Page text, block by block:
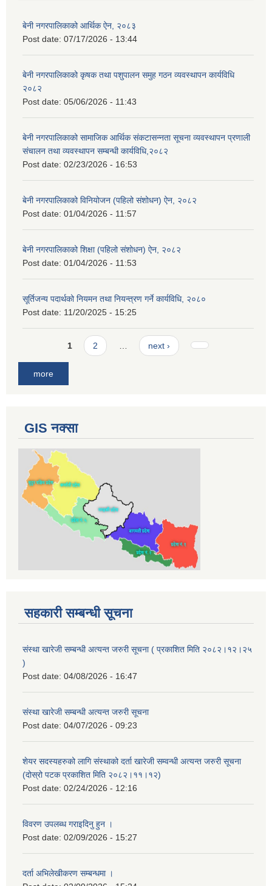
बेनी नगरपालिकाको आर्थिक ऐन, २०८३
Post date: 07/17/2026 - 13:44
बेनी नगरपालिकाको कृषक तथा पशुपालन समुह गठन व्यवस्थापन कार्यविधि
२०८२
Post date: 05/06/2026 - 11:43
बेनी नगरपालिकाको सामाजिक आर्थिक संकटासन्नता सूचना व्यवस्थापन प्रणाली
संचालन तथा व्यवस्थापन सम्बन्धी कार्यविधि,२०८२
Post date: 02/23/2026 - 16:53
बेनी नगरपालिकाको विनियोजन (पहिलो संशोधन) ऐन, २०८२
Post date: 01/04/2026 - 11:57
बेनी नगरपालिकाको शिक्षा (पहिलो संशोधन) ऐन, २०८२
Post date: 01/04/2026 - 11:53
सूर्तिजन्य पदार्थको नियमन तथा नियन्त्रण गर्ने कार्यविधि, २०८०
Post date: 11/20/2025 - 15:25
Pages1 2 next ›
more
GIS नक्सा
सहकारी सम्बन्धी सूचना
संस्था खारेजी सम्बन्धी अत्यन्त जरुरी सूचना ( प्रकाशित मिति २०८२।१२।२५
)
Post date: 04/08/2026 - 16:47
संस्था खारेजी सम्बन्धी अत्यन्त जरुरी सूचना
Post date: 04/07/2026 - 09:23
शेयर सदस्यहरुको लागि संस्थाको दर्ता खारेजी सम्वन्धी अत्यन्त जरुरी सूचना
(दोस्रो पटक प्रकाशित मिति २०८२।११।१२)
Post date: 02/24/2026 - 12:16
विवरण उपलब्ध गराइदिनु हुन ।
Post date: 02/09/2026 - 15:27
दर्ता अभिलेखीकरण सम्बन्धमा ।